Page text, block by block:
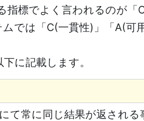
指標でよく言われるのが「
では「C(一貫性)」「A(
に記載します。
て常に同じ結果が返され